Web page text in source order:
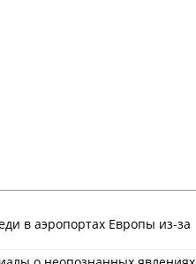
в аэропортах Европы из-за